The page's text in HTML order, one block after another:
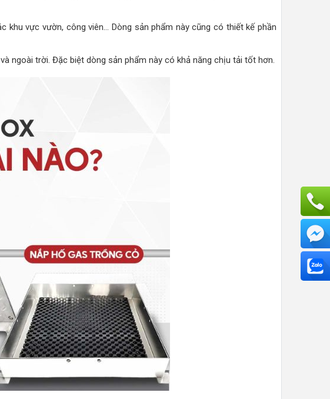
vực vườn, công viên… Dòng sản phẩm này cũng có thiết kế phần
ngoài trời. Đặc biệt dòng sản phẩm này có khả năng chịu tải tốt hơn.